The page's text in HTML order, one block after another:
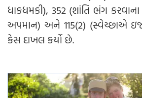
ધાકધમકી), 352 (શાંતિ ભંગ કરવાના
અપમાન) અને 115(2) (સ્વેચ્છાએ
કેસ દાખલ કર્યો છે.